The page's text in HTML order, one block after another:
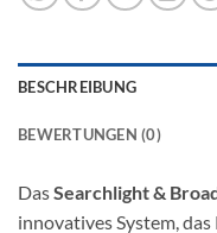
BESCHREIBUNG
BEWERTUNGEN (0)
DasSearchlight &
innovatives System,